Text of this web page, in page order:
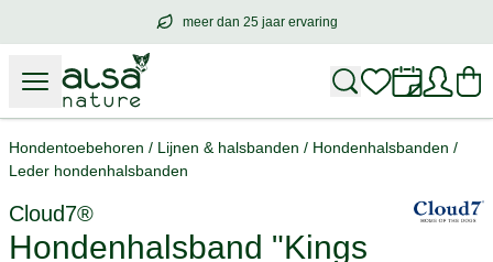
meer dan 25 jaar ervaring
meer dan25 jaar ervaring
Hondentoebehoren / Lijnen & halsbanden / Hondenhalsbanden /
Leder hondenhalsbanden
Cloud7®
Hondenhalsband "Kings